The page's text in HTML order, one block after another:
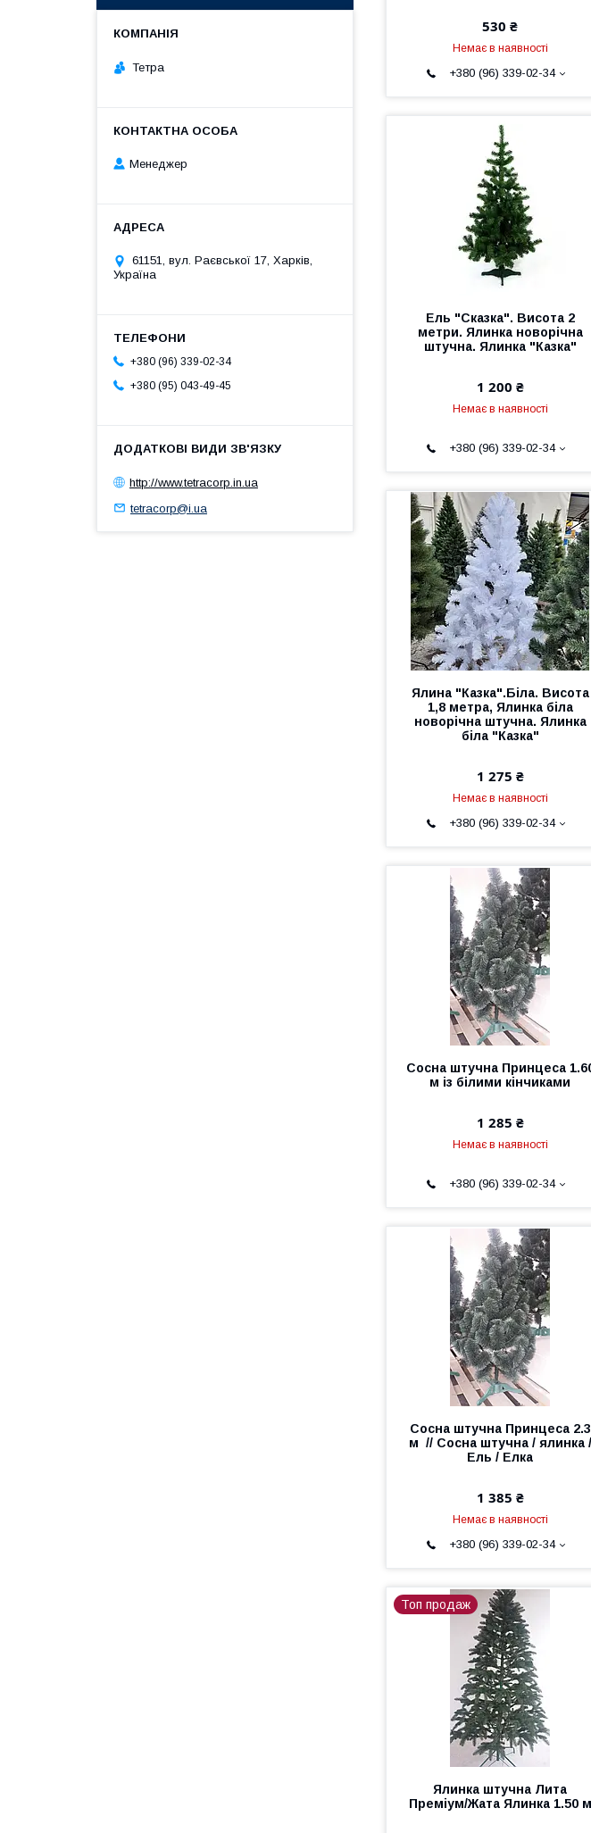
530 ₴
Немає в наявності
+380 (96) 339-02-34
Ель "Сказка". Висота 2
метри. Ялинка новорічна
штучна. Ялинка "Казка"
1 200 ₴
Немає в наявності
+380 (96) 339-02-34
Ялина "Казка".Біла. Висота
1,8 метра, Ялинка біла
новорічна штучна. Ялинка
біла "Казка"
1 275 ₴
Немає в наявності
+380 (96) 339-02-34
Сосна штучна Принцеса
м із білими кінчиками
1 285 ₴
Немає в наявності
+380 (96) 339-02-34
Сосна штучна Принцеса 2.3
м // Сосна штучна / ялинка /
Ель / Елка
1 385 ₴
Немає в наявності
+380 (96) 339-02-34
Топ продаж
Ялинка штучна Лита
Преміум/Жата Ялинка 1.50 м
Тетра
Менеджер
61151, вул. Раєвської 17, Харків,
Україна
+380 (96) 339-02-34
+380 (95) 043-49-45
http://www.tetracorp.in.ua
tetracorp@i.ua